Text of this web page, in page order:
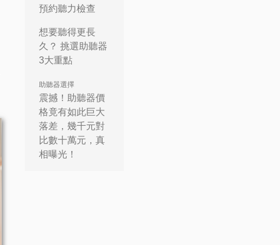
預約聽力檢查
想要聽得更長
久？ 挑選助聽器
3大重點
助聽器選擇
震撼！助聽器價
格竟有如此巨大
落差，幾千元對
比數十萬元，真
相曝光！